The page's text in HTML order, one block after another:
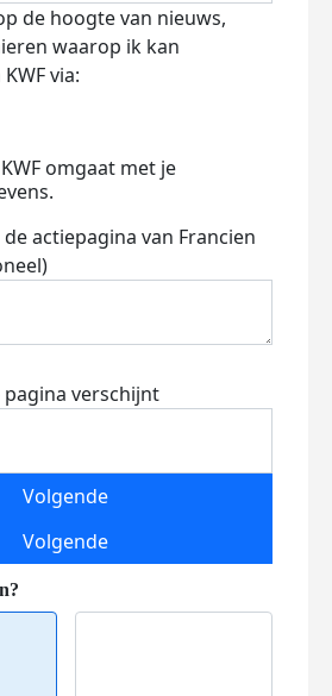
de hoogte van nieuws,
waarop ik kan
via:
omgaat met je
actiepagina van Francien
pagina verschijnt
Volgende
Volgende